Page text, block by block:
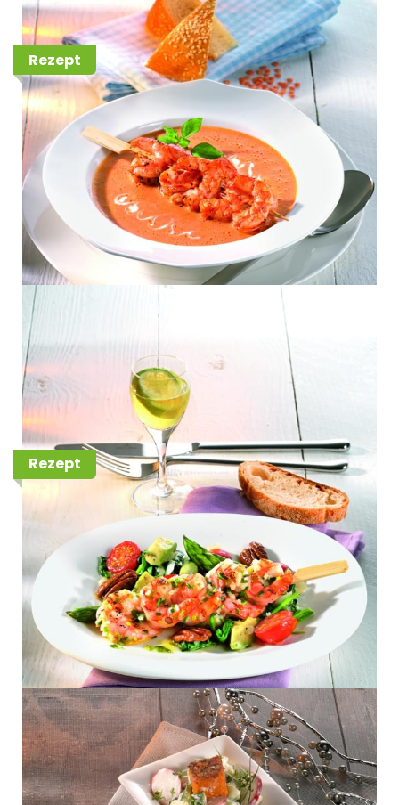
Rezept
Mermaid Garnelenspieß vom
Grill auf gedünstetem Spinat
mit grünem Spargel, Avocado
und Pekannüssen
Rezept
Räucherfisch auf Gurken-
Avocado-Salat in Joghurt-
Kresse-Dressing